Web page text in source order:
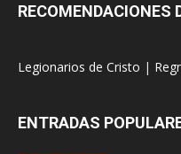
RECOMENDACIONES
Legionarios de Cristo |
ENTRADAS